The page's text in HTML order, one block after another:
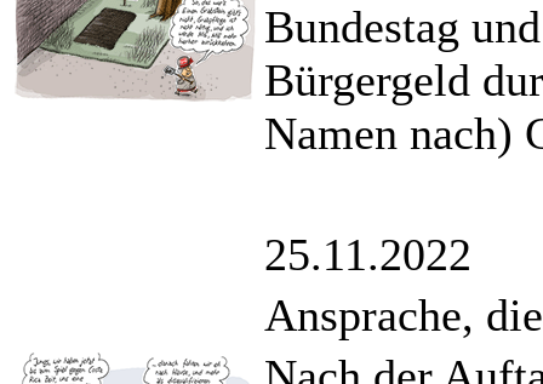
Bundestag
Bürgergeld
Namen nach)
25.11.2022
Ansprache,